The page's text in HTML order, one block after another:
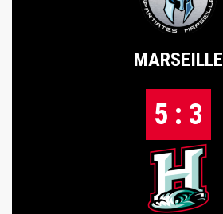
MARSEILLE
5 : 3